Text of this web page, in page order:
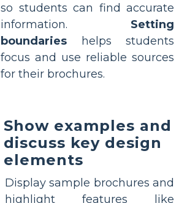
so students can find accurate
information. Setting
boundaries helps students
focus and use reliable sources
for their brochures.
Show examples and
discuss key design
elements
Display sample brochures and
highlight features like